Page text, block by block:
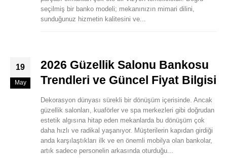
seçilmiş bir banko modeli; mekanınızın mimari dilini,
sunduğunuz hizmetin kalitesini ve...
19
May
2026 Güzellik Salonu Bankosu
Trendleri ve Güncel Fiyat Bilgisi
Dekorasyon dünyası sürekli bir dönüşüm içerisinde. Ancak
güzellik salonları, kuaförler ve spa merkezleri gibi doğrudan
estetik algısına hitap eden mekanlarda bu dönüşüm çok
daha hızlı ve radikal yaşanıyor. Müşterilerin kapıdan girdiği
anda karşılaştıkları ilk ve en önemli mobilya olan bankolar,
artık sadece personelin arkasında oturduğu...